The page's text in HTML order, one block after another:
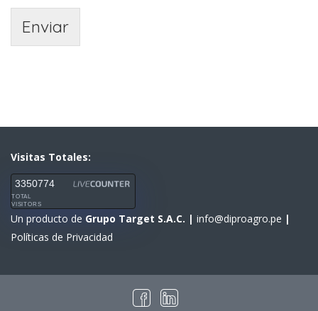
Enviar
Visitas Totales:
3350774
TOTAL
VISITORS
Un producto de Grupo Target S.A.C. | info@diproagro.pe |
Políticas de Privacidad